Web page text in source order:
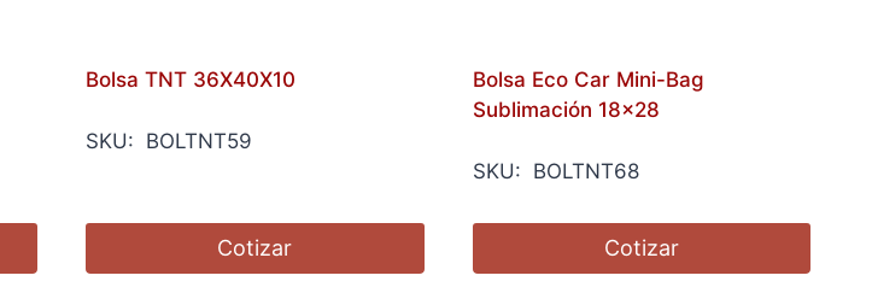
Bolsa TNT 36X40X10
SKU: BOLTNT59
Cotizar
Bolsa Eco Car Mini-Bag
Sublimación 18×28
SKU: BOLTNT68
Cotizar